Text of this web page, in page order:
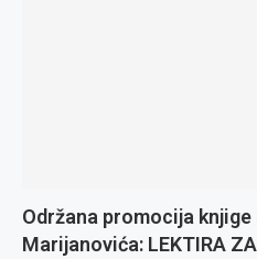
Održana promocija
Marijanovića: LEKTIRA